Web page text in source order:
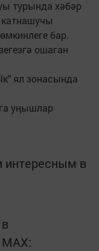
турында хәбәр
катнашучы
бар.
ошаган
ял зонасында
уңышлар
в